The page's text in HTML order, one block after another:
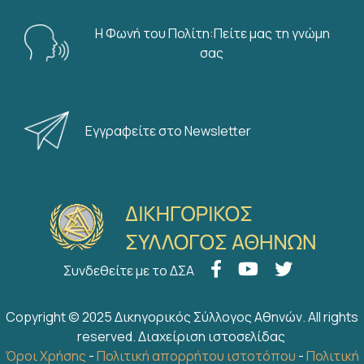
Η Φωνή του Πολίτη:Πείτε μας τη γνώμη
σας
Εγγραφείτε στο Newsletter
Συνδεθείτε με το ΔΣΑ
Copyright © 2025 Δικηγορικός Σύλλογος Αθηνών. All rights
reserved.Διαχείριση ιστοσελίδας
Όροι Χρήσης -Πολιτική απορρήτου ιστοτόπου -Πολιτική